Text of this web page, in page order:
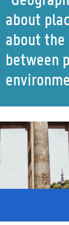
about
about the
between